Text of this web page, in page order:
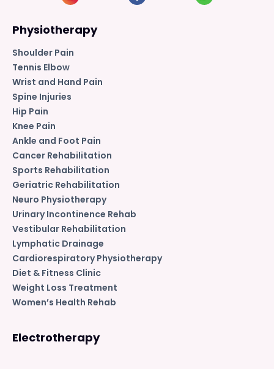
Physiotherapy
Shoulder Pain
Tennis Elbow
Wrist and Hand Pain
Spine Injuries
Hip Pain
Knee Pain
Ankle and Foot Pain
Cancer Rehabilitation
Sports Rehabilitation
Geriatric Rehabilitation
Neuro Physiotherapy
Urinary Incontinence Rehab
Vestibular Rehabilitation
Lymphatic Drainage
Cardiorespiratory Physiotherapy
Diet & Fitness Clinic
Weight Loss Treatment
Women’s Health Rehab
Electrotherapy